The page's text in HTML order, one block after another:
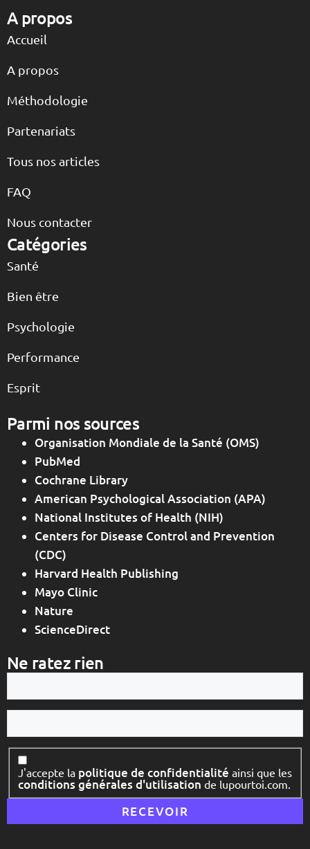
A propos
Accueil
A propos
Méthodologie
Partenariats
Tous nos articles
FAQ
Nous contacter
Catégories
Santé
Bien être
Psychologie
Performance
Esprit
Parmi nos sources
Organisation Mondiale de la Santé (OMS)
PubMed
Cochrane Library
American Psychological Association (APA)
National Institutes of Health (NIH)
Centers for Disease Control and Prevention
(CDC)
Harvard Health Publishing
Mayo Clinic
Nature
ScienceDirect
Ne ratez rien
Votre
mail
Votre
Consentement
J'accepte la politique de confidentialité ainsi que les
conditions générales d'utilisation de lupourtoi.com.